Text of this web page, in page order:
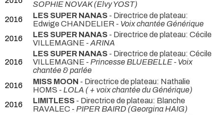
SOPHIE NOVAK (Elvy YOST)
2016
LES SUPER NANAS - Directrice de plateau:
Edwige CHANDELIER - Voix chantée Générique
2016
LES SUPER NANAS - Directrice de plateau: Cécile
VILLEMAGNE - ARINA
2016
LES SUPER NANAS - Directrice de plateau: Cécile
VILLEMAGNE - Princesse BLUEBELLE - Voix
chantée & parlée
2016
MISS MOON - Directrice de plateau: Nathalie
HOMS - LOLA ( + voix chantée du Générique)
2016
LIMITLESS - Directrice de plateau: Blanche
RAVALEC - PIPER BAIRD (Georgina HAIG)